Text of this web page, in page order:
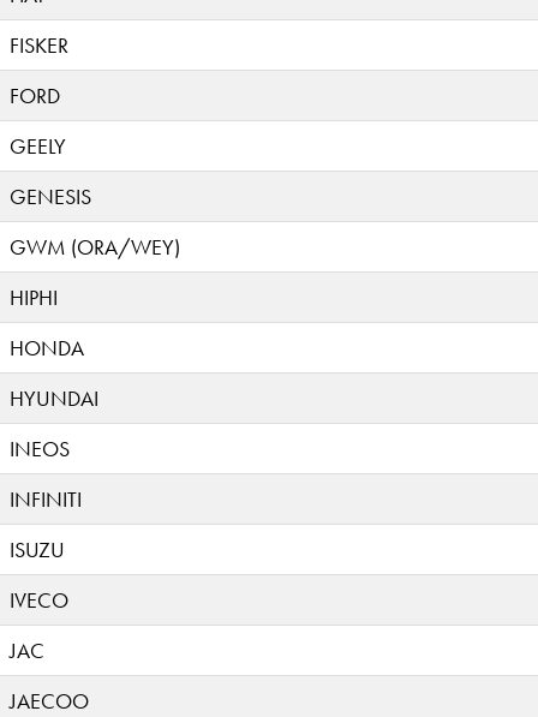
FISKER
FORD
GEELY
GENESIS
GWM (ORA/WEY)
HIPHI
HONDA
HYUNDAI
INEOS
INFINITI
ISUZU
IVECO
JAC
JAECOO